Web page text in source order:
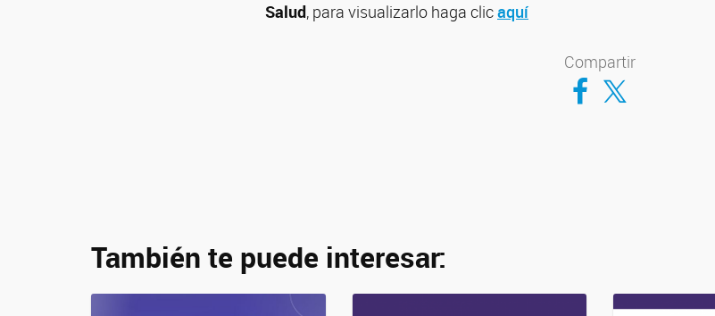
Salud, para visualizarlo haga clicaquí
Compartir
Compartir en Facebook
Compartir en Twitter
También te puede interesar: